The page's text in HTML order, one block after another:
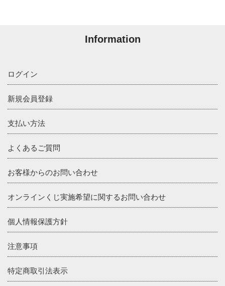
Information
ログイン
新規会員登録
支払い方法
よくあるご質問
お客様からのお問い合わせ
オンラインくじ実施希望に関するお問い合わせ
個人情報保護方針
注意事項
特定商取引法表示